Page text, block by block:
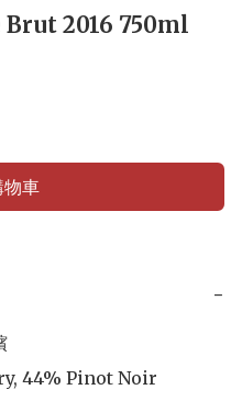
Brut 2016 750ml
物車
−
44% Pinot Noir